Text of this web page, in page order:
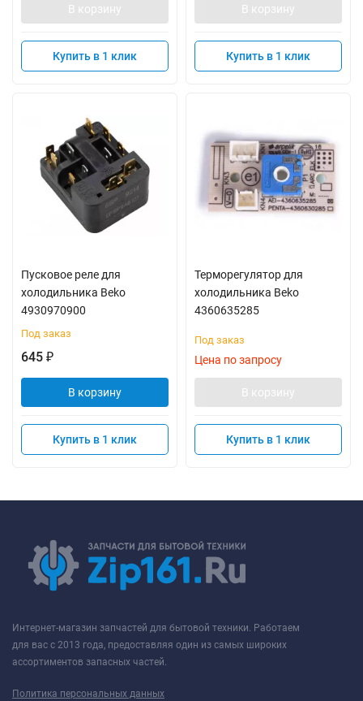
В корзину
Купить в 1 клик
В корзину
Купить в 1 клик
Пусковое реле для
холодильника Beko
4930970900
Под заказ
645 ₽
В корзину
Купить в 1 клик
Терморегулятор для
холодильника Beko
4360635285
Под заказ
Цена по запросу
В корзину
Купить в 1 клик
Интернет-магазин запчастей для бытовой техники. Работаем
для вас с 2013 года, предоставляя один из самых широких
ассортиментов запасных частей.
Политика персональных данных